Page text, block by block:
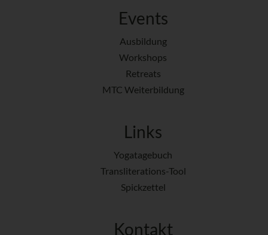
Events
Ausbildung
Workshops
Retreats
MTC Weiterbildung
Links
Yogatagebuch
Transliterations-Tool
Spickzettel
Kontakt